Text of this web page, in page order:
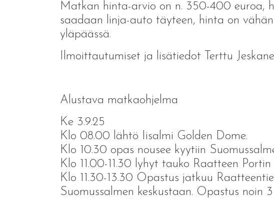
Matkan hinta-arvio on n. 350-400 euroa,
saadaan linja-auto täyteen, hinta on
yläpäässä.
Ilmoittautumiset ja lisätiedot Terttu
Alustava matkaohjelma
Ke 3.9.25
Klo 08.00 lähtö Iisalmi Golden Dome.
Klo 10.30 opas nousee kyytiin
Klo 11.00-11.30 lyhyt tauko Raatteen
Klo 11.30-13.30 Opastus jatkuu
Suomussalmen keskustaan. Opastus noin